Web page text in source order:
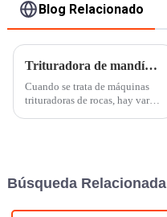
Blog Relacionado
Trituradora de mandíbula VS trituradora de cono (una comparación de 7 puntos)
Cuando se trata de máquinas
trituradoras de rocas, hay varias
más populares del mercado en...
Búsqueda Relacionada